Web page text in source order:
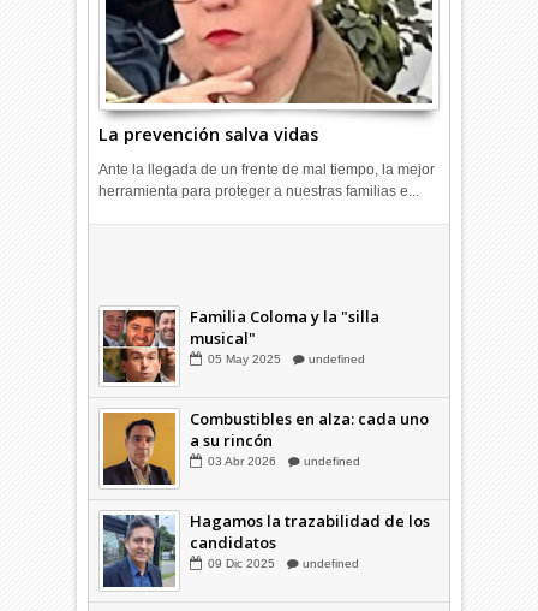
La prevención salva vidas
Ante la llegada de un frente de mal tiempo, la mejor
herramienta para proteger a nuestras familias e...
Familia Coloma y la "silla
musical"
Combustibles en alza: cada uno
a su rincón
Hagamos la trazabilidad de los
candidatos